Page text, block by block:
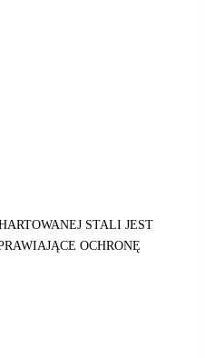
STALI JEST
OCHRONĘ